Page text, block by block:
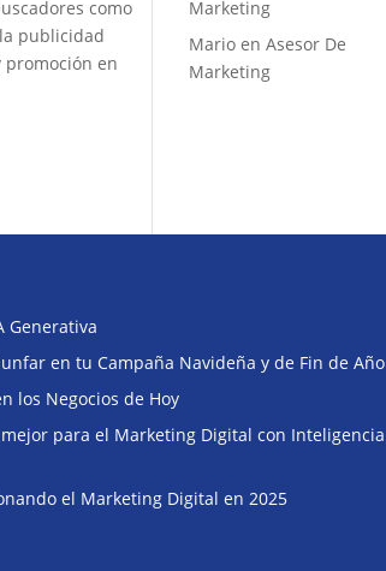
como
publicidad
en
Marketing
Mario enAsesor De
Marketing
Generativa
en tu Campaña Navideña y de Fin de Año
los Negocios de Hoy
mejor para el Marketing Digital con Inteligencia
el Marketing Digital en 2025